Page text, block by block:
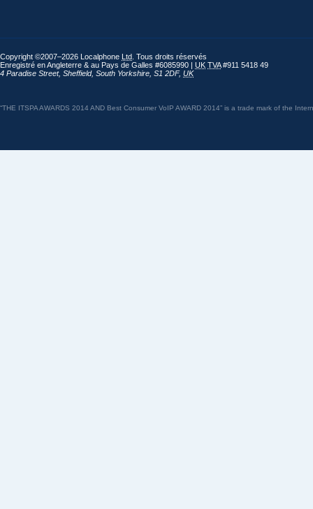
Copyright ©2007–2026 Localphone Ltd . Tous droits réservés
Enregistré en Angleterre & au Pays de Galles #6085990 | UK TVA#911 5418 49
4 Paradise Street, Sheffield, South Yorkshire S1 2DF, UK
“THE ITSPA AWARDS 2014 AND Best Consumer VoIP AWARD 2014” is a trade mark of the